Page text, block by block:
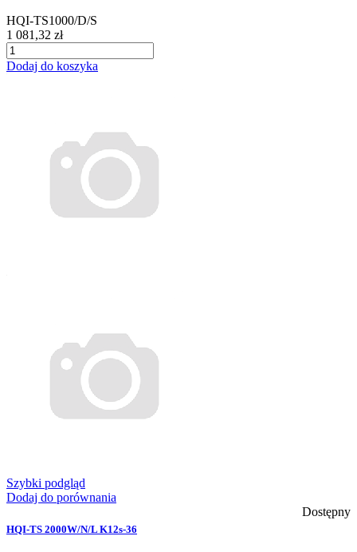
HQI-TS1000/D/S
1 081,32 zł
Dodaj do koszyka
Szybki podgląd
Dodaj do porównania
Dostępny
HQI-TS 2000W/N/L K12s-36